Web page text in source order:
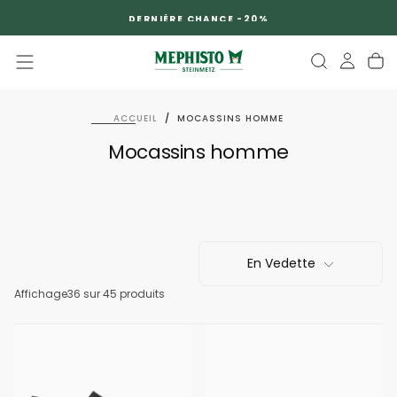
DERNIÈRE CHANCE -20%
ACCUEIL / MOCASSINS HOMME
Mocassins homme
En Vedette
Affichage36 sur 45 produits